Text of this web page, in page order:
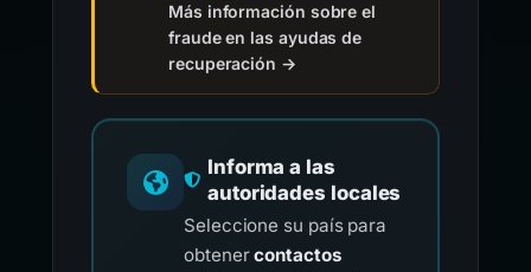
Más información sobre el
fraude en las ayudas de
recuperación →
Informa a las
autoridades locales
Seleccione su país para
obtenercontactos